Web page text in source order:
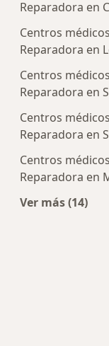
Reparadora en
Centros
Reparadora en
Centros
Reparadora en
Centros
Reparadora en
Centros
Reparadora en
Ver más (14)